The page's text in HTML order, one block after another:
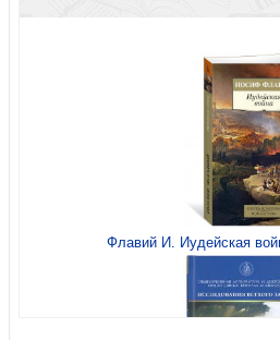
У Бога всегда есть
Хрестоматия для начальной
Зарубежная
Флавий И. Иудейская